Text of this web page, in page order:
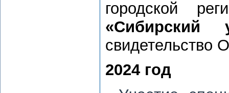
городской
«Сибирский
свидетельство
2024 год